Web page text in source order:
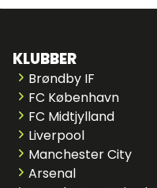
KLUBBER
Brøndby IF
FC København
FC Midtjylland
Liverpool
Manchester City
Arsenal